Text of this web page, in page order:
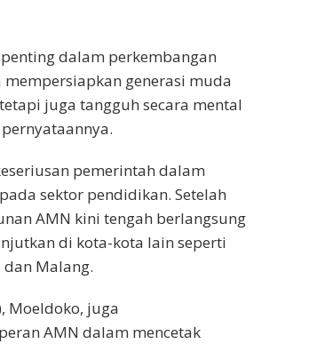
dalam perkembangan
generasi muda
juga tangguh secara mental
pemerintah dalam
sektor pendidikan. Setelah
AMN kini tengah berlangsung
di kota-kota lain seperti
dan Malang.
Moeldoko, juga
AMN dalam mencetak